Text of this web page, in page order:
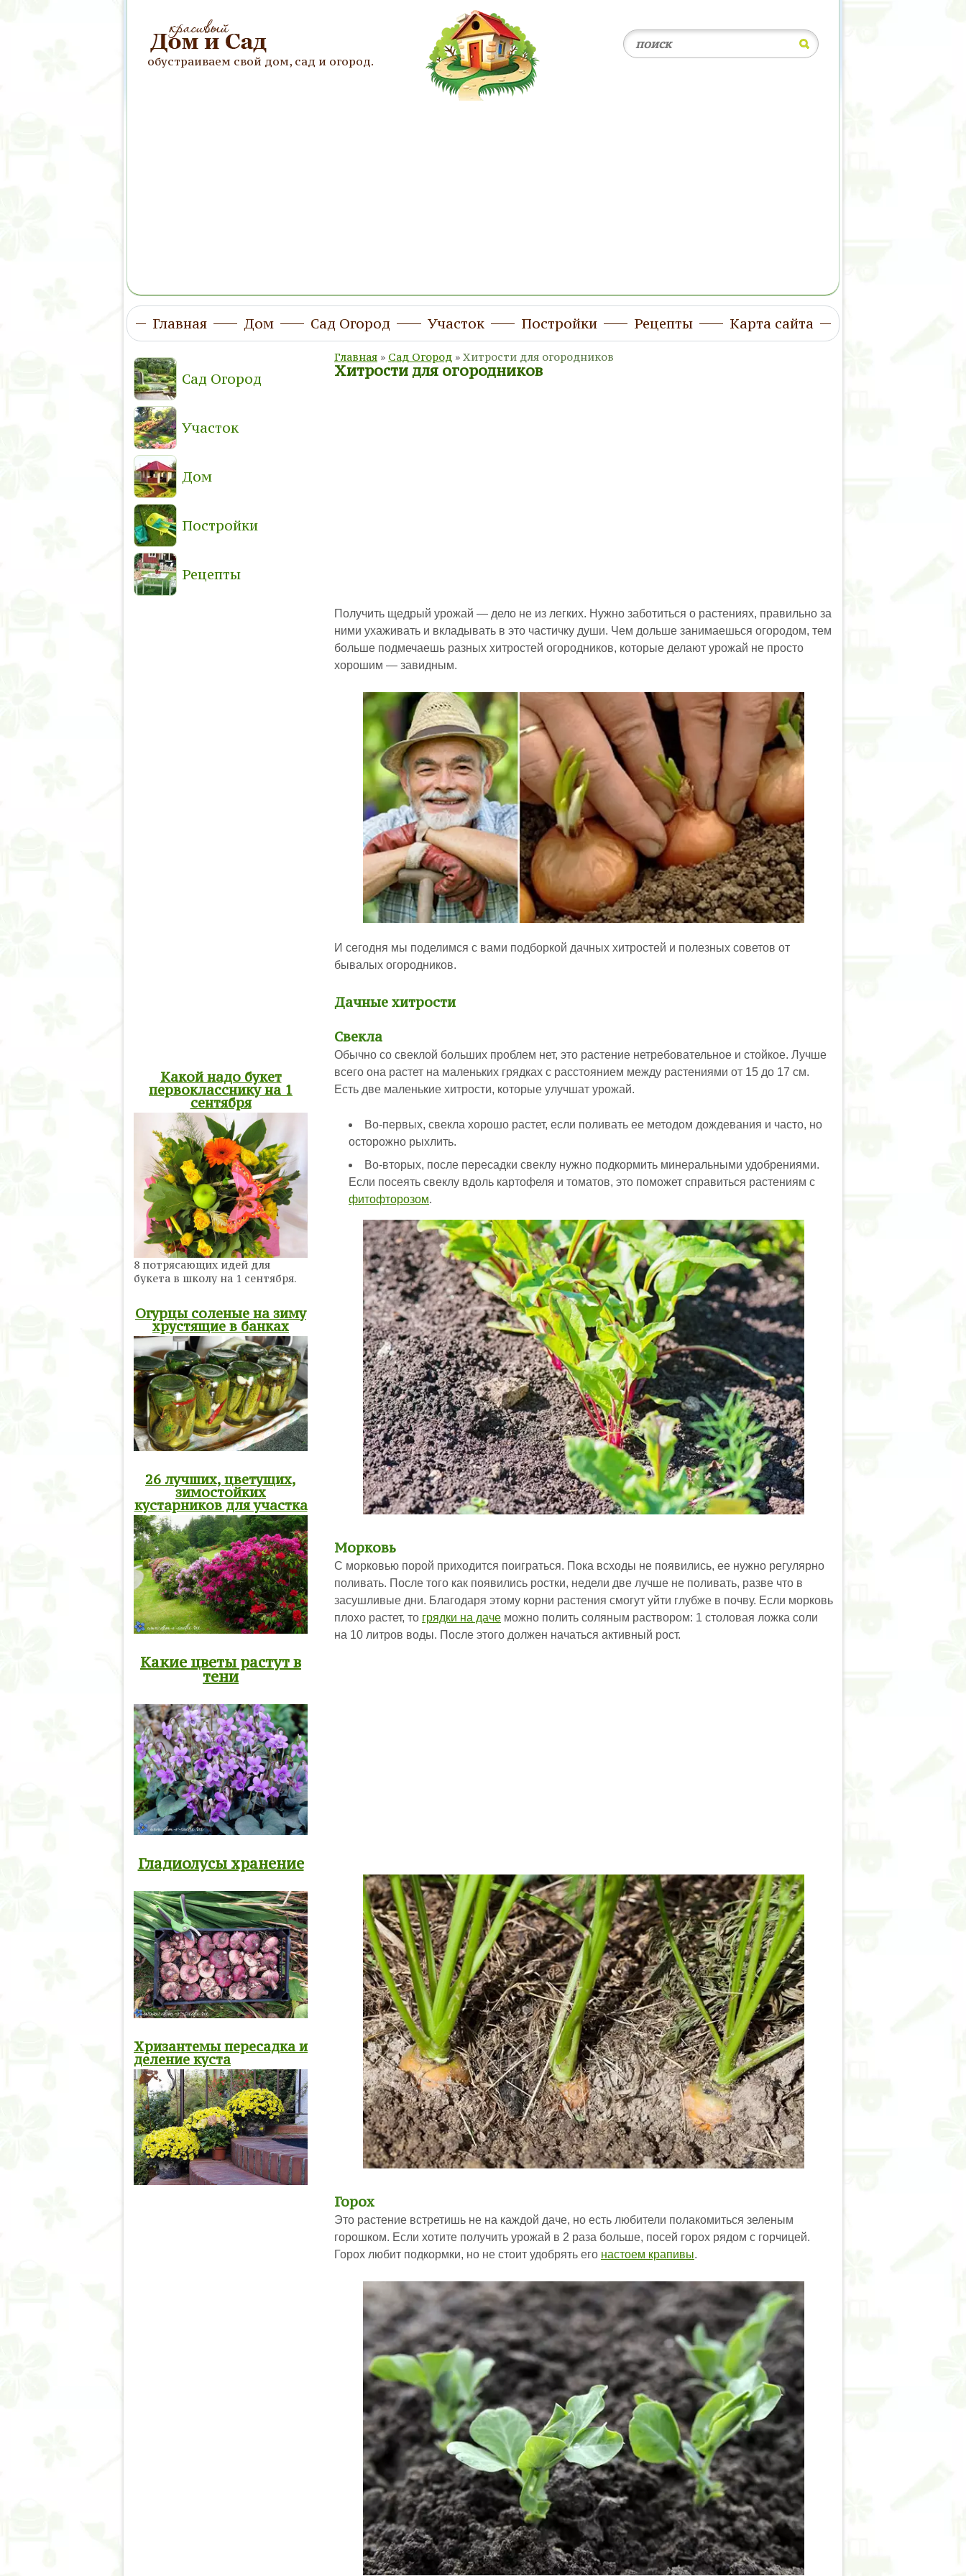
обустраиваем свой дом, сад и огород.
Главная Дом Сад Огород Участок Постройки Рецепты Карта сайта
Главная » Сад Огород » Хитрости для огородников
Хитрости для огородников
Получить щедрый урожай — дело не из легких. Нужно заботиться о растениях, правильно за
ними ухаживать и вкладывать в это частичку души. Чем дольше занимаешься огородом, тем
больше подмечаешь разных хитростей огородников, которые делают урожай не просто
хорошим — завидным.
И сегодня мы поделимся с вами подборкой дачных хитростей и полезных советов от
бывалых огородников.
Дачные хитрости
Свекла
Обычно со свеклой больших проблем нет, это растение нетребовательное и стойкое. Лучше
всего она растет на маленьких грядках с расстоянием между растениями от 15 до 17 см.
Есть две маленькие хитрости, которые улучшат урожай.
Во-первых, свекла хорошо растет, если поливать ее методом дождевания и часто, но
осторожно рыхлить.
Во-вторых, после пересадки свеклу нужно подкормить минеральными удобрениями.
Если посеять свеклу вдоль картофеля и томатов, это поможет справиться растениям с
фитофторозом.
Морковь
С морковью порой приходится поиграться. Пока всходы не появились, ее нужно регулярно
поливать. После того как появились ростки, недели две лучше не поливать, разве что в
засушливые дни. Благодаря этому корни растения смогут уйти глубже в почву. Если морковь
плохо растет, то грядки на даче можно полить соляным раствором: 1 столовая ложка соли
на 10 литров воды. После этого должен начаться активный рост.
Горох
Это растение встретишь не на каждой даче, но есть любители полакомиться зеленым
горошком. Если хотите получить урожай в 2 раза больше, посей горох рядом с горчицей.
Горох любит подкормки, но не стоит удобрять его настоем крапивы.
Сад Огород
Участок
Дом
Постройки
Рецепты
Какой надо букет
первокласснику на 1
сентября
8 потрясающих идей для
букета в школу на 1 сентября.
Огурцы соленые на зиму
хрустящие в банках
26 лучших, цветущих,
зимостойких
кустарников для участка
Какие цветы растут в
тени
Гладиолусы хранение
Хризантемы пересадка и
деление куста